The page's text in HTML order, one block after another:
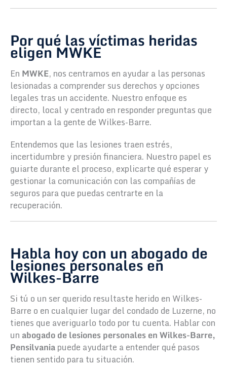
Por qué las víctimas heridas
eligen MWKE
En MWKE, nos centramos en ayudar a las personas
lesionadas a comprender sus derechos y opciones
legales tras un accidente. Nuestro enfoque es
directo, local y centrado en responder preguntas que
importan a la gente de Wilkes-Barre.
Entendemos que las lesiones traen estrés,
incertidumbre y presión financiera. Nuestro papel es
guiarte durante el proceso, explicarte qué esperar y
gestionar la comunicación con las compañías de
seguros para que puedas centrarte en la
recuperación.
Habla hoy con un abogado de
lesiones personales en
Wilkes-Barre
Si tú o un ser querido resultaste herido en Wilkes-
Barre o en cualquier lugar del condado de Luzerne, no
tienes que averiguarlo todo por tu cuenta. Hablar con
un abogado de lesiones personales en Wilkes-Barre,
Pensilvaniapuede ayudarte a entender qué pasos
tienen sentido para tu situación.